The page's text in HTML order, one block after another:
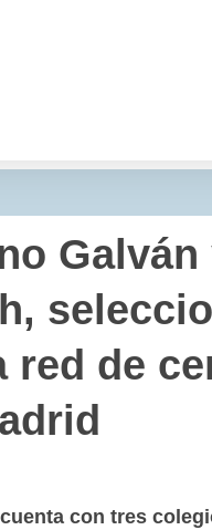
Galván
red de
con tres